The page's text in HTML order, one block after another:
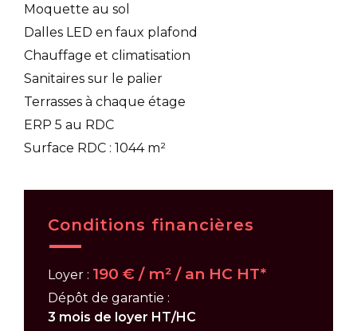
Moquette au sol
Dalles LED en faux plafond
Chauffage et climatisation
Sanitaires sur le palier
Terrasses à chaque étage
ERP 5 au RDC
Surface RDC : 1044 m²
Conditions financières
Loyer : 190 € / m² / an HC HT*
Dépôt de garantie :
3 mois de loyer HT/HC